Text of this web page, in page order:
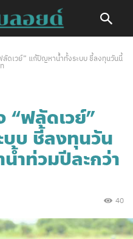
ลัดเวย์” แก้ปัญหาน้ำทั้งระบบ ชี้ลงทุนวันนี้
“ฟลัดเวย์”
บ ชี้ลงทุนวัน
ำท่วมปีละกว่า
40